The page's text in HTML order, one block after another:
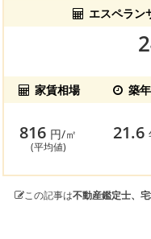
エスペラン
家賃相場 築
816 円/㎡
(平均値)
21.6
この記事は不動産鑑定士、